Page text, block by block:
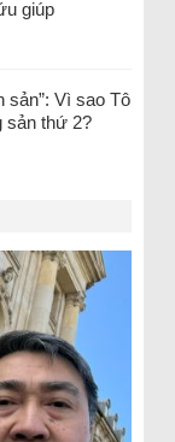
giúp
sản”: Vì sao Tô
sản thứ 2?